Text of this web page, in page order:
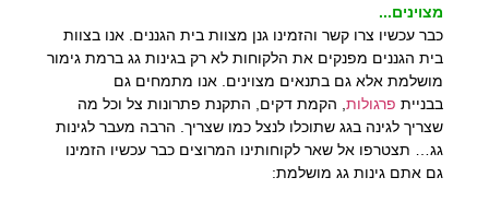
מצוינים...
כבר עכשיו צרו קשר והזמינו גנן מצוות בית הגננים. אנו בצוות
בית הגננים מפנקים את הלקוחות לא רק בגינות גג ברמת גימור
מושלמת אלא גם בתנאים מצוינים. אנו מתמחים גם
בבניית פרגולות, הקמת דקים, התקנת פתרונות צל וכל מה
שצריך לגינה בגג שתוכלו לנצל כמו שצריך. הרבה מעבר לגינות
גג… תצטרפו אל שאר לקוחותינו המרוצים כבר עכשיו הזמינו
גם אתם גינות גג מושלמת: